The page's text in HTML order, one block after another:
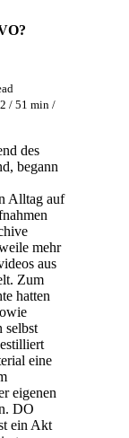
/ 51 min /
des
begann
Alltag auf
mehr
aus
Zum
hatten
selbst
eine
eigenen
DO
ein Akt